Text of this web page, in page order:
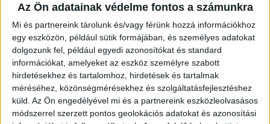
Az Ön adatainak védelme fontos a számunkra
Mi és partnereink tárolunk és/vagy férünk hozzá információkhoz
egy eszközön, például sütik formájában, és személyes adatokat
dolgozunk fel, például egyedi azonosítókat és standard
információkat, amelyeket az eszköz személyre szabott
hirdetésekhez és tartalomhoz, hirdetések és tartalmak
méréséhez, közönségmérésekhez és szolgáltatásfejlesztéshez
küld. Az Ön engedélyével mi és a partnereink eszközleolvasásos
módszerrel szerzett pontos geolokációs adatokat és azonosítási
CÍMKÉK
alternatív energia aszály e-autó egészség
elektromos autó elektromos autótöltő
elektromos meghajtásenergia energiahatékonyság
erdő fejlesztés fenntarthatóság fotovoltaikus
napelem
földgáz fűtés hulladék időjárás klímaváltozás
klímavédelem környezet